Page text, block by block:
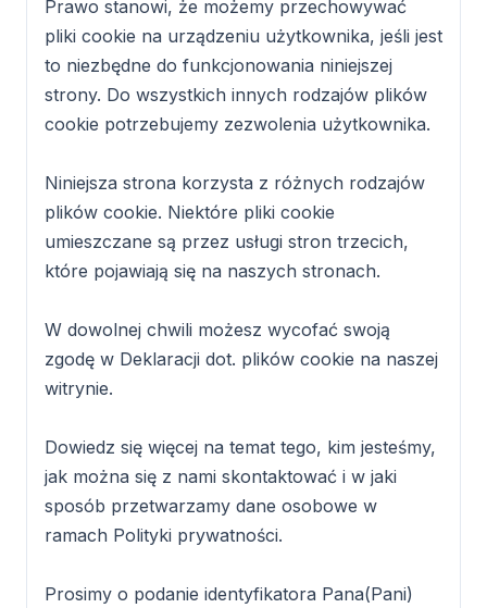
Prawo stanowi, że możemy przechowywać
pliki cookie na urządzeniu użytkownika, jeśli jest
to niezbędne do funkcjonowania niniejszej
strony. Do wszystkich innych rodzajów plików
cookie potrzebujemy zezwolenia użytkownika.
Niniejsza strona korzysta z różnych rodzajów
plików cookie. Niektóre pliki cookie
umieszczane są przez usługi stron trzecich,
które pojawiają się na naszych stronach.
W dowolnej chwili możesz wycofać swoją
zgodę w Deklaracji dot. plików cookie na naszej
witrynie.
Dowiedz się więcej na temat tego, kim jesteśmy,
jak można się z nami skontaktować i w jaki
sposób przetwarzamy dane osobowe w
ramach Polityki prywatności.
Prosimy o podanie identyfikatora Pana(Pani)